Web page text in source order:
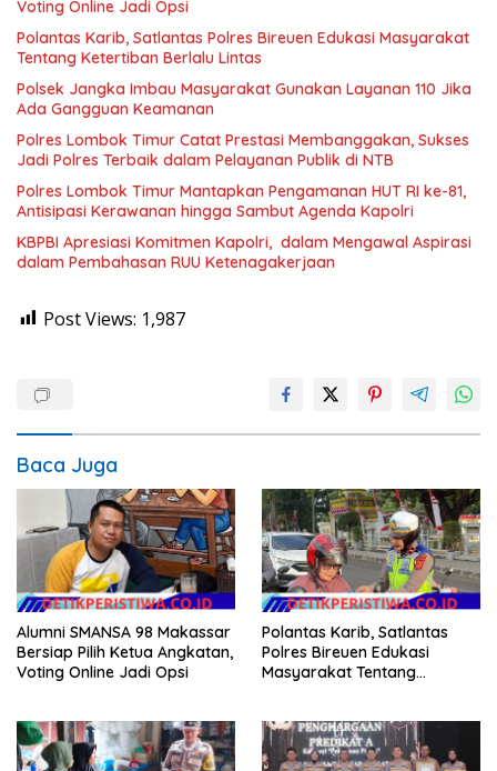
Voting Online Jadi Opsi
Polantas Karib, Satlantas Polres Bireuen Edukasi Masyarakat
Tentang Ketertiban Berlalu Lintas
Polsek Jangka Imbau Masyarakat Gunakan Layanan 110 Jika
Ada Gangguan Keamanan
Polres Lombok Timur Catat Prestasi Membanggakan, Sukses
Jadi Polres Terbaik dalam Pelayanan Publik di NTB
Polres Lombok Timur Mantapkan Pengamanan HUT RI ke-81,
Antisipasi Kerawanan hingga Sambut Agenda Kapolri
KBPBI Apresiasi Komitmen Kapolri, dalam Mengawal Aspirasi
dalam Pembahasan RUU Ketenagakerjaan
Post Views: 1,987
Baca Juga
Alumni SMANSA 98 Makassar
Bersiap Pilih Ketua Angkatan,
Voting Online Jadi Opsi
Polantas Karib, Satlantas
Polres Bireuen Edukasi
Masyarakat Tentang